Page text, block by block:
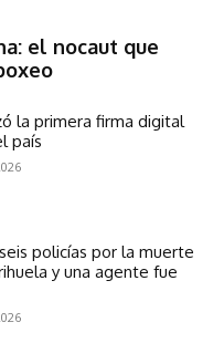
el nocaut que
la primera firma digital
país
policías por la muerte
y una agente fue